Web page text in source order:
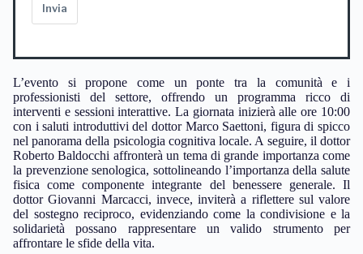
Invia
L’evento si propone come un ponte tra la comunità e i
professionisti del settore, offrendo un programma ricco di
interventi e sessioni interattive. La giornata inizierà alle ore 10:00
con i saluti introduttivi del dottor Marco Saettoni, figura di spicco
nel panorama della psicologia cognitiva locale. A seguire, il dottor
Roberto Baldocchi affronterà un tema di grande importanza come
la prevenzione senologica, sottolineando l’importanza della salute
fisica come componente integrante del benessere generale. Il
dottor Giovanni Marcacci, invece, inviterà a riflettere sul valore
del sostegno reciproco, evidenziando come la condivisione e la
solidarietà possano rappresentare un valido strumento per
affrontare le sfide della vita.